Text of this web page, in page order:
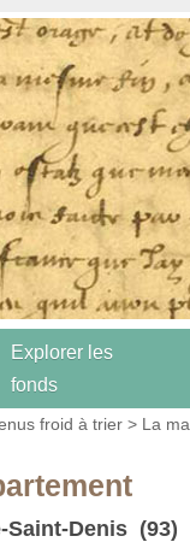
Explorer les
fonds
froid à trier > La
Saint-Denis